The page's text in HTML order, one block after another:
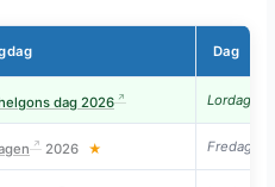
Dag
dag 2026 Lordag
2026 ★ Fredag